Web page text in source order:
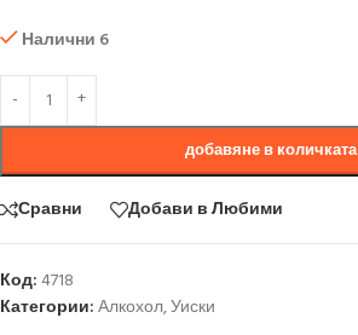
Налични 6
добавяне в количката
Сравни Добави в Любими
Код: 4718
Категории:Алкохол,Уиски